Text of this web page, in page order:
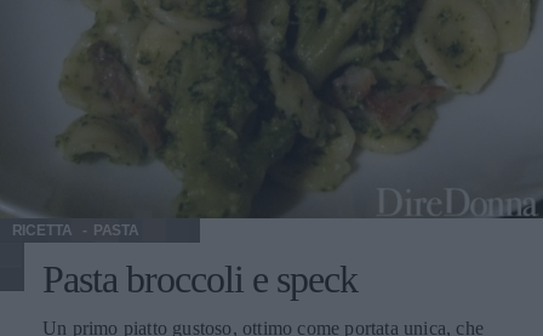
RICETTA PASTA
Pasta broccoli e speck
Un primo piatto gustoso, ottimo come portata unica, che